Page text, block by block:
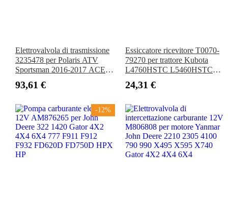
Elettrovalvola di trasmissione
3235478 per Polaris ATV
Sportsman 2016-2017 ACE
General Ranger XP
93,61 €
Essiccatore ricevitore T0070-
79270 per trattore Kubota
L4760HSTC L5460HSTC
M5040HDC M6040DTC
24,31 €
-12%